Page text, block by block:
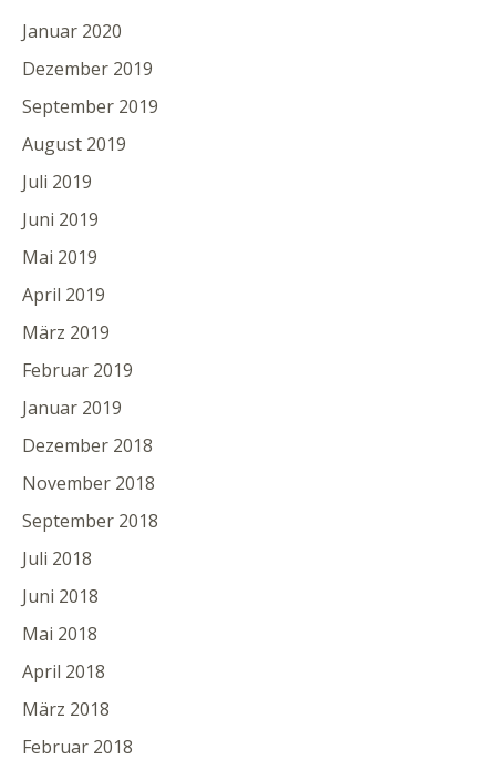
Januar 2020
Dezember 2019
September 2019
August 2019
Juli 2019
Juni 2019
Mai 2019
April 2019
März 2019
Februar 2019
Januar 2019
Dezember 2018
November 2018
September 2018
Juli 2018
Juni 2018
Mai 2018
April 2018
März 2018
Februar 2018